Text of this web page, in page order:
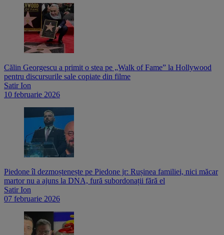
Călin Georgescu a primit o stea pe „Walk of Fame” la Hollywood
pentru discursurile sale copiate din filme
Satir Ion
10 februarie 2026
Piedone îl dezmoștenește pe Piedone jr: Rușinea familiei, nici măcar
martor nu a ajuns la DNA, fură subordonații fără el
Satir Ion
07 februarie 2026